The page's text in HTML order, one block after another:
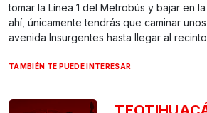
tomar la Línea 1 del Metrobús y bajar en
ahí, únicamente tendrás que caminar
avenida Insurgentes hasta llegar al
TAMBIÉN TE PUEDE INTERESAR